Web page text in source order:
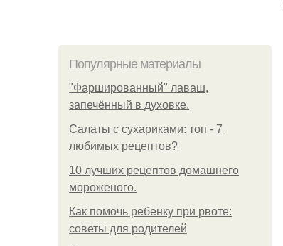
Популярные материалы
"Фаршированный" лаваш,
запечённый в духовке.
Салаты с сухариками: топ - 7
любимых рецептов?
10 лучших рецептов домашнего
мороженого.
Как помочь ребенку при рвоте:
советы для родителей